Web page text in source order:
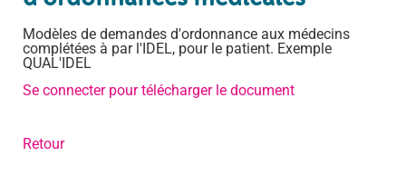
Modèles de demandes d'ordonnance aux médecins
complétées à par l'IDEL, pour le patient. Exemple
QUAL'IDEL
Se connecter pour télécharger le document
Retour